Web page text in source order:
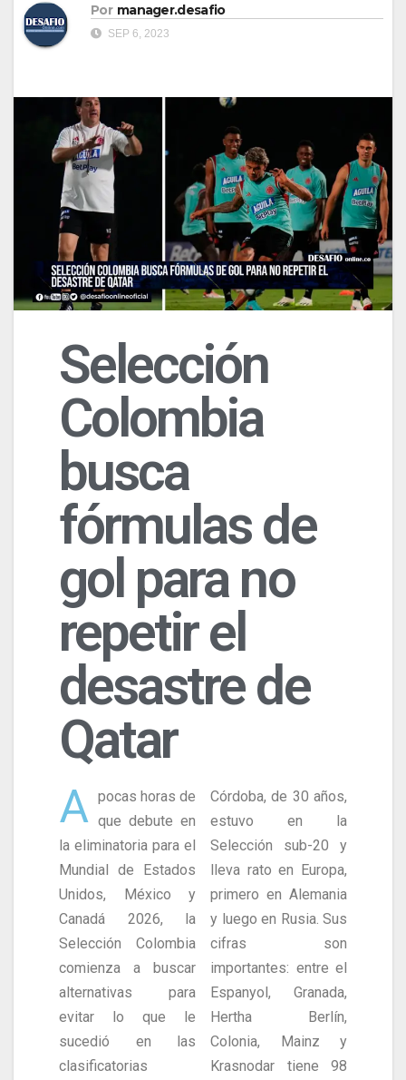
Por manager.desafio
SEP 6, 2023
Selección
Colombia
busca
fórmulas de
gol para no
repetir el
desastre de
Qatar
A pocas horas de
que debute en
la eliminatoria para el
Mundial de Estados
Unidos, México y
Canadá 2026, la
Selección Colombia
comienza a buscar
alternativas para
evitar lo que le
sucedió en las
clasificatorias
Córdoba, de 30 años,
estuvo en la
Selección sub-20 y
lleva rato en Europa,
primero en Alemania
y luego en Rusia. Sus
cifras son
importantes: entre el
Espanyol, Granada,
Hertha Berlín,
Colonia, Mainz y
Krasnodar tiene 98